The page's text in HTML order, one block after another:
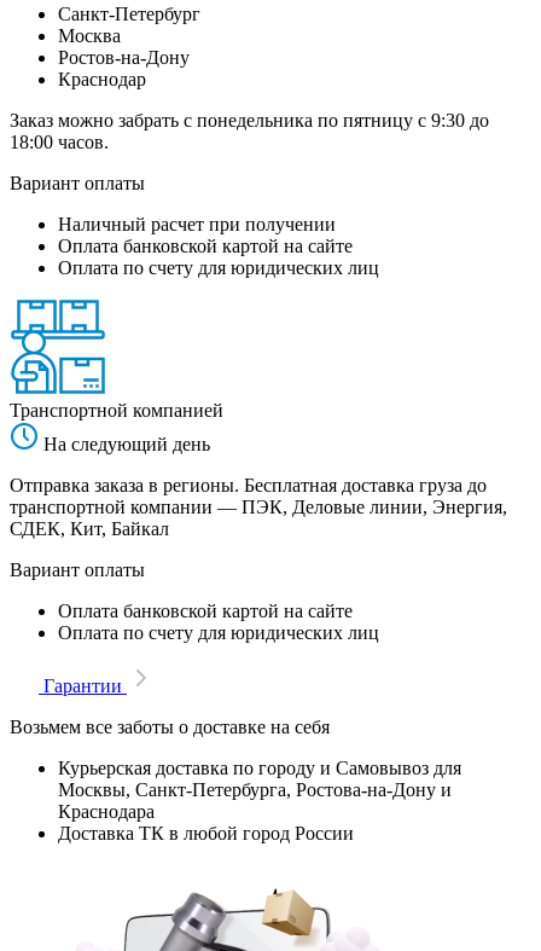
Санкт-Петербург
Москва
Ростов-на-Дону
Краснодар
Заказ можно забрать с понедельника по пятницу с 9:30 до
18:00 часов.
Вариант оплаты
Наличный расчет при получении
Оплата банковской картой на сайте
Оплата по счету для юридических лиц
Транспортной компанией
На следующий день
Отправка заказа в регионы. Бесплатная доставка груза до
транспортной компании — ПЭК, Деловые линии, Энергия,
СДЕК, Кит, Байкал
Вариант оплаты
Оплата банковской картой на сайте
Оплата по счету для юридических лиц
Гарантии
Возьмем все заботы о доставке на себя
Курьерская доставка по городу и Самовывоз для
Москвы, Санкт-Петербурга, Ростова-на-Дону и
Краснодара
Доставка ТК в любой город России